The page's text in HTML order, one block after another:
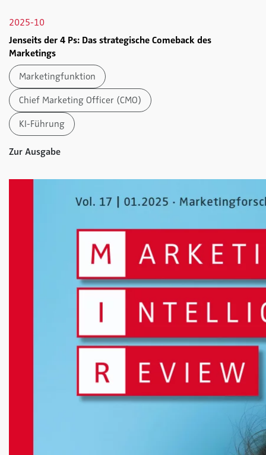
2025-10
Jenseits der 4 Ps: Das strategische Comeback des
Marketings
Marketingfunktion
Chief Marketing Officer (CMO)
KI-Führung
Zur Ausgabe